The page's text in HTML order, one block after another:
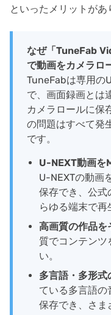
といったメリットがあ
なぜ「TuneFab
で動画をカメラロ
TuneFabは専用の
で、画面録画とは
カメラロールに保
の問題はすべて発
です。
U-NEXT動画を
U-NEXTの動画
保存でき、公式
らゆる端末で再
高画質の作品を
質でコンテンツ
い。
多言語・多形式
ている多言語の
保存でき、さま